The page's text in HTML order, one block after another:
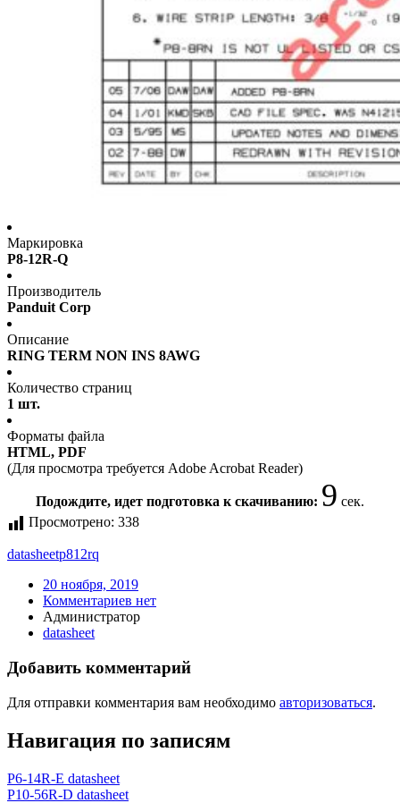
Маркировка
P8-12R-Q
Производитель
Panduit Corp
Описание
RING TERM NON INS 8AWG
Количество страниц
1 шт.
Форматы файла
HTML, PDF
(Для просмотра требуется Adobe Acrobat Reader)
Подождите, идет подготовка к скачиванию: 9 сек.
Просмотрено: 338
datasheetp812rq
20 ноября, 2019
Комментариев нет
Администратор
datasheet
Добавить комментарий
Для отправки комментария вам необходимо авторизоваться.
Навигация по записям
P6-14R-E datasheet
P10-56R-D datasheet